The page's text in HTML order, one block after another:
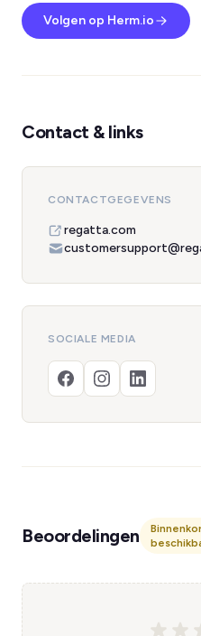
Volgen op Herm.io
Contact & links
CONTACTGEGEVENS
regatta.com
SOCIALE MEDIA
Beoordelingen